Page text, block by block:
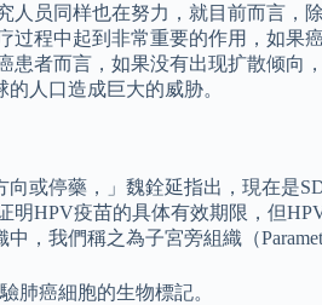
人员同样也在努力，就目前而言
过程中起到非常重要的作用，如
者而言，如果没有出现扩散倾向
人口造成巨大的威胁。
向或停藥，」魏銓延指出，現在
明HPV疫苗的具体有效期限，但
，我們稱之為子宮旁組織（
肺癌細胞的生物標記。